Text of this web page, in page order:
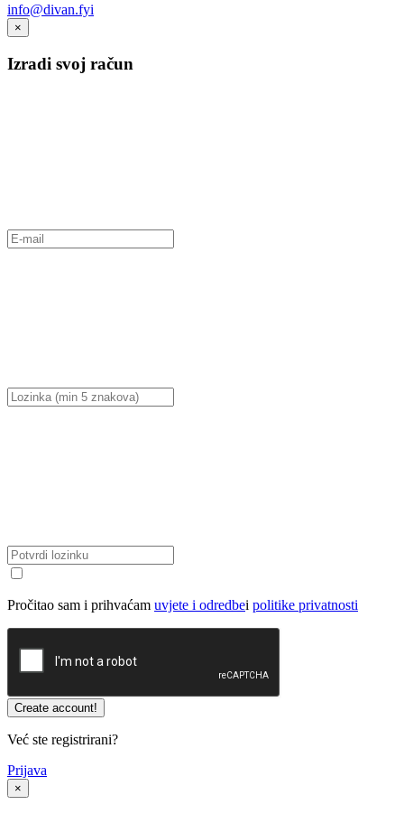
info@divan.fyi
×
Izradi svoj račun
Pročitao sam i prihvaćam uvjete i odredbei politike privatnosti
Već ste registrirani?
Prijava
×